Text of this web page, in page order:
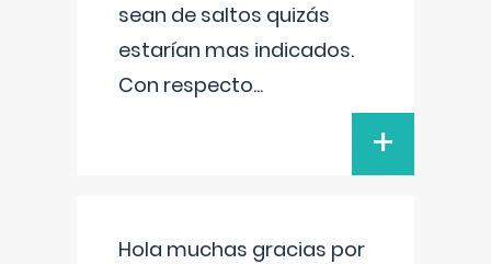
sean de saltos quizás
estarían mas indicados.
Con respecto...
+
Hola muchas gracias por